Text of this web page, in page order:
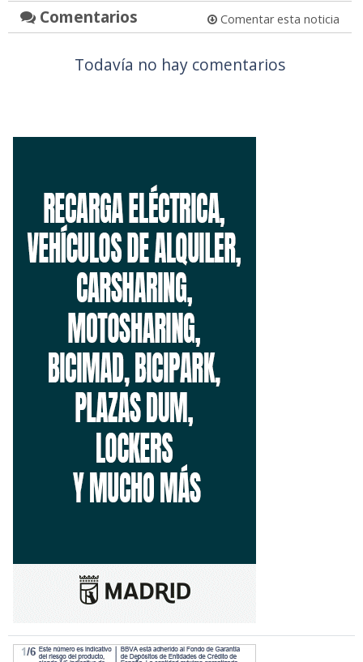
Comentarios Comentar esta noticia
Todavía no hay comentarios